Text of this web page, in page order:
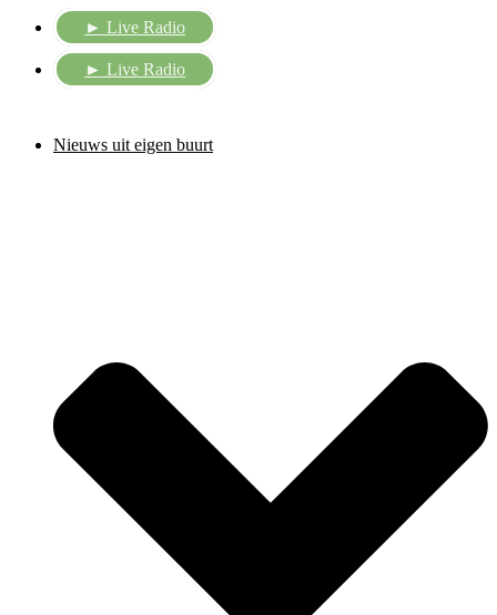
► Live Radio
► Live Radio
Nieuws uit eigen buurt